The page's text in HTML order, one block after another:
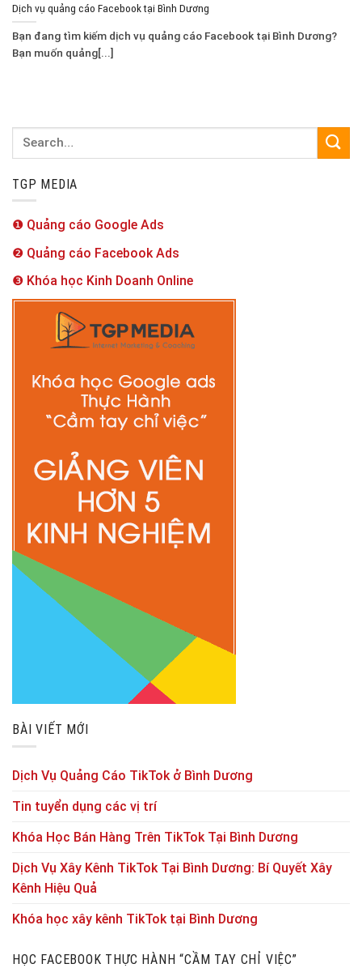
Dịch vụ quảng cáo Facebook tại Bình Dương
Bạn đang tìm kiếm dịch vụ quảng cáo Facebook tại Bình Dương?
Bạn muốn quảng[...]
TGP MEDIA
❶ Quảng cáo Google Ads
❷ Quảng cáo Facebook Ads
❸ Khóa học Kinh Doanh Online
BÀI VIẾT MỚI
Dịch Vụ Quảng Cáo TikTok ở Bình Dương
Tin tuyển dụng các vị trí
Khóa Học Bán Hàng Trên TikTok Tại Bình Dương
Dịch Vụ Xây Kênh TikTok Tại Bình Dương: Bí Quyết Xây
Kênh Hiệu Quả
Khóa học xây kênh TikTok tại Bình Dương
HỌC FACEBOOK THỰC HÀNH “CẦM TAY CHỈ VIỆC”